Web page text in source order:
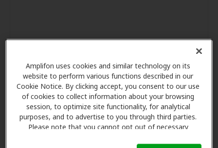
Amplifon uses cookies and similar technology on its
website to perform various functions described in our
Cookie Notice. By clicking accept, you consent to our use
of cookies to collect information about your browsing
session, to optimize site functionality, for analytical
purposes, and to advertise to you through third parties.
Please note that you cannot opt out of necessary